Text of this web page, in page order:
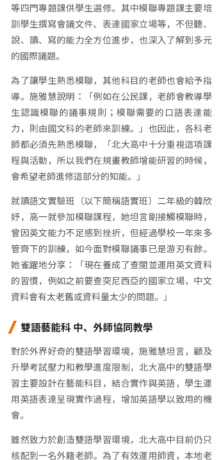
等四門專題課供學生選修。其中模聯專題課主要培
訓學生撰寫會議文件、表達國家立場等，不但聽、
說、讀、寫的能力全方位進步，也深入了解到多元
的國際議題。
為了讓學生熟悉模聯，其他科目的老師也會給予指
導。施雅慧說明：「例如在公民課，老師會教導學
生認識模聯的議事規則；模聯需要的口語表達能
力，則由國文科的老師來訓練。」也因此，各科老
師都必須先熟悉模聯，「北大高中十分重視這項課
程與活動，所以我們在規畫教師增能研習的時候，
會希望老師進修這部分的知能。」
就讀語文實驗班（以下簡稱語實班）二年級的韓欣
妤，高一就參加模聯課程，她坦言剛接觸模聯時，
曾因英文能力不足感到挫折，但經過學校一年來多
管齊下的訓練，如今面對模聯議事已是游刃有餘。
她雀躍地分享：「現在養成了查閱並運用英文資料
的習慣，例如之前要查突尼西亞的國家立場，中文
資料會有太老舊或資料量太少的問題。」
雙語藝能科 中、外師協同教學
對於外界好奇的雙語學習環境，施雅慧坦言，顧及
升學考試壓力和教學進度限制，北大高中的雙語學
習主要設計在藝能科目，結合實作與英語，學生運
用英語表達呈現實作過程，增加英語學以致用的機
會。
雖然致力於創造雙語學習環境，北大高中目前仍只
核配到一名外籍老師。為了有效運用師資，本地老